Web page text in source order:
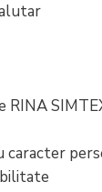
RINA
caracter